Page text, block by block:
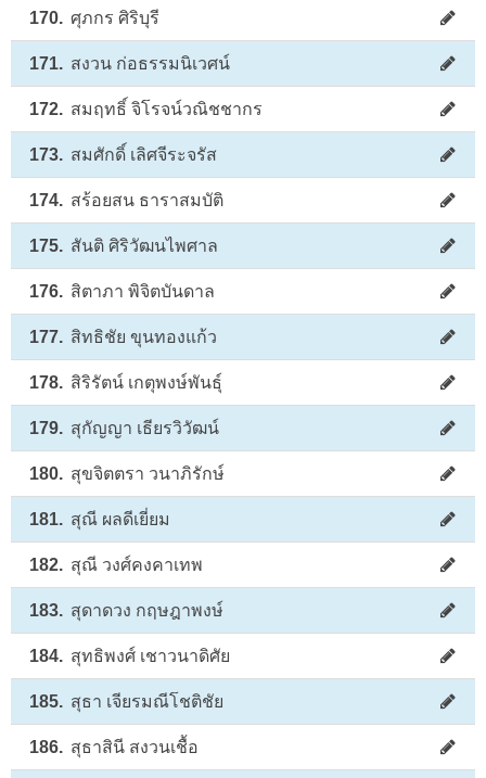
170. ศุภกร ศิริบุรี
171. สงวน ก่อธรรมนิเวศน์
172. สมฤทธิ์ จิโรจน์วณิชชากร
173. สมศักดิ์ เลิศจีระจรัส
174. สร้อยสน ธาราสมบัติ
175. สันติ ศิริวัฒนไพศาล
176. สิตาภา พิจิตบันดาล
177. สิทธิชัย ขุนทองแก้ว
178. สิริรัตน์ เกตุพงษ์พันธุ์
179. สุกัญญา เธียรวิวัฒน์
180. สุขจิตตรา วนาภิรักษ์
181. สุณี ผลดีเยี่ยม
182. สุณี วงศ์คงคาเทพ
183. สุดาดวง กฤษฎาพงษ์
184. สุทธิพงศ์ เชาวนาดิศัย
185. สุธา เจียรมณีโชติชัย
186. สุธาสินี สงวนเชื้อ